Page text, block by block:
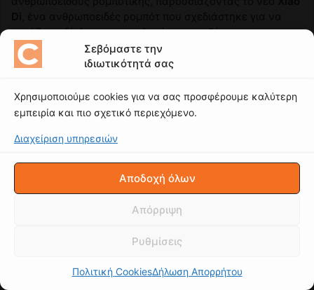
Σεβόμαστε την
ιδιωτικότητά σας
Χρησιμοποιούμε cookies για να σας προσφέρουμε καλύτερη
εμπειρία και πιο σχετικό περιεχόμενο.
Διαχείριση υπηρεσιών
Αποδοχή όλων
Απόρριψη
Ρυθμίσεις
Πολιτική CookiesΔήλωση Απορρήτου